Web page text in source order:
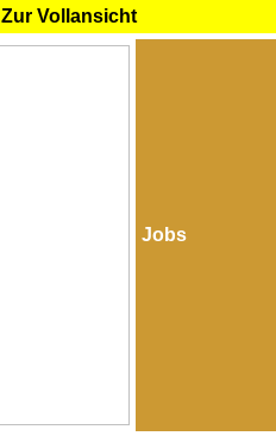
Zur Vollansicht
Jobs